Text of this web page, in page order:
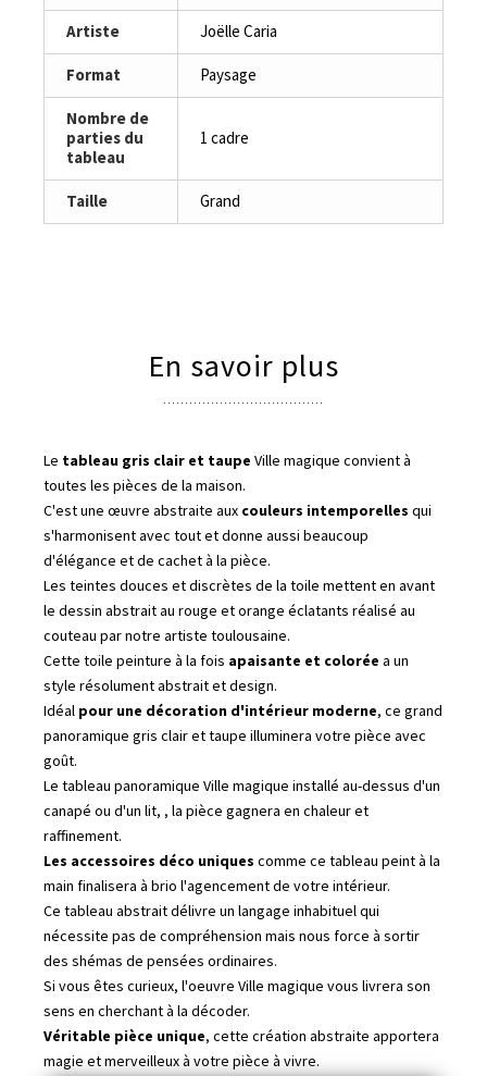
Artiste Joëlle Caria
Format Paysage
Nombre de
parties du
tableau
1 cadre
Taille Grand
En savoir plus
Le tableau gris clair et taupe Ville magique convient à
toutes les pièces de la maison.
C'est une œuvre abstraite aux couleurs intemporelles qui
s'harmonisent avec tout et donne aussi beaucoup
d'élégance et de cachet à la pièce.
Les teintes douces et discrètes de la toile mettent en avant
le dessin abstrait au rouge et orange éclatants réalisé au
couteau par notre artiste toulousaine.
Cette toile peinture à la fois apaisante et colorée a un
style résolument abstrait et design.
Idéal pour une décoration d'intérieur moderne, ce grand
panoramique gris clair et taupe illuminera votre pièce avec
goût.
Le tableau panoramique Ville magique installé au-dessus d'un
canapé ou d'un lit, , la pièce gagnera en chaleur et
raffinement.
Les accessoires déco uniques comme ce tableau peint à la
main finalisera à brio l'agencement de votre intérieur.
Ce tableau abstrait délivre un langage inhabituel qui
nécessite pas de compréhension mais nous force à sortir
des shémas de pensées ordinaires.
Si vous êtes curieux, l'oeuvre Ville magique vous livrera son
sens en cherchant à la décoder.
Véritable pièce unique, cette création abstraite apportera
magie et merveilleux à votre pièce à vivre.